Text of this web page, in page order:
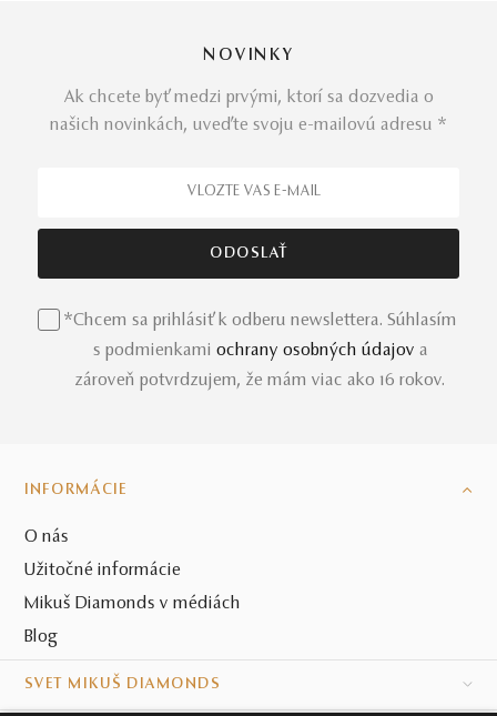
NOVINKY
Ak chcete byť medzi prvými, ktorí sa dozvedia o
našich novinkách, uveďte svoju e-mailovú adresu *
*Chcem sa prihlásiť k odberu newslettera. Súhlasím
s podmienkami ochrany osobných údajov a
zároveň potvrdzujem, že mám viac ako 16 rokov.
INFORMÁCIE
O nás
Užitočné informácie
Mikuš Diamonds v médiách
Blog
SVET MIKUŠ DIAMONDS